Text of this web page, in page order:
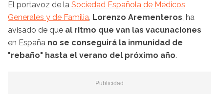
El portavoz de la Sociedad Española de Médicos
Generales y de Familia, Lorenzo Arementeros, ha
avisado de que al ritmo que van las vacunaciones
en España no se conseguirá la inmunidad de
"rebaño" hasta el verano del próximo año.